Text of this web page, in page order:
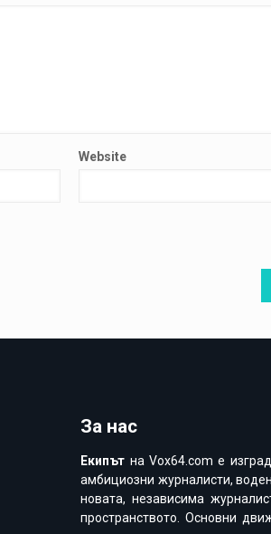
Website
За нас
Екипът на Vox64.com e
амбициозни журналисти,
новата, независима
пространството. Основни